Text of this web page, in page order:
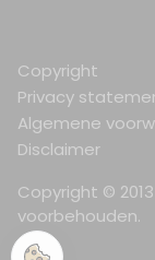
Copyright ©
voorbehouden.
Copyright
Privacy
Algemene
Disclaimer